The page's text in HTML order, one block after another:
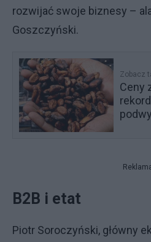
rozwijać swoje biznesy –
Goszczyński.
Zobacz
Ceny
B2B i etat
Piotr Soroczyński, główny